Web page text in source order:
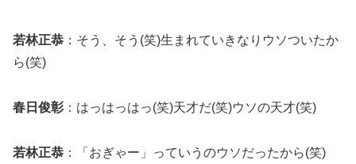
若林正恭 ：そう、そう(笑)生まれていきなりウソついたか
ら(笑)
春日俊彰 ：はっはっはっ(笑)天才だ(笑)ウソの天才(笑)
若林正恭 ：「おぎゃー」っていうのウソだったから(笑)